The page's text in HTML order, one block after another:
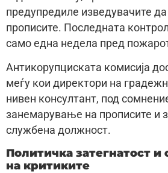
предупредиле изведувачите
прописите. Последната
само една недела пред
Антикорупциската комисија
меѓу кои директори на
нивен консултант, под
занемарување на прописите и
службена должност.
Политичка затегнатост
на критиките